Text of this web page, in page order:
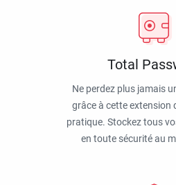
Total
Ne perdez plus jamais
grâce à cette extension
pratique. Stockez tous
en toute sécurité au